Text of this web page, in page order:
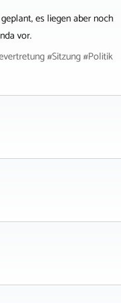
es liegen aber noch
vor.
#Sitzung #Politik